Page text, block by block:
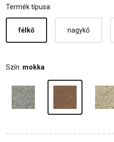
Termék típusa:
félkő nagykő
Szín: mokka